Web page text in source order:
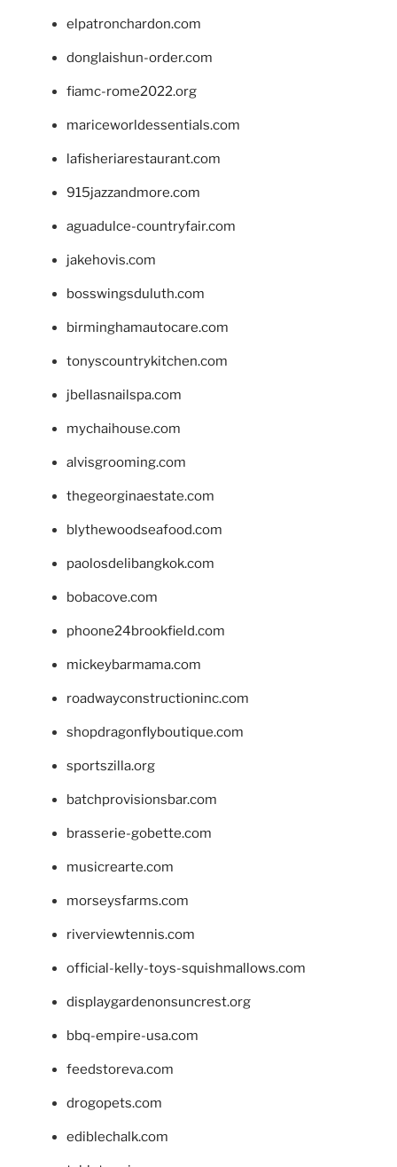
elpatronchardon.com
donglaishun-order.com
fiamc-rome2022.org
mariceworldessentials.com
lafisheriarestaurant.com
915jazzandmore.com
aguadulce-countryfair.com
jakehovis.com
bosswingsduluth.com
birminghamautocare.com
tonyscountrykitchen.com
jbellasnailspa.com
mychaihouse.com
alvisgrooming.com
thegeorginaestate.com
blythewoodseafood.com
paolosdelibangkok.com
bobacove.com
phoone24brookfield.com
mickeybarmama.com
roadwayconstructioninc.com
shopdragonflyboutique.com
sportszilla.org
batchprovisionsbar.com
brasserie-gobette.com
musicrearte.com
morseysfarms.com
riverviewtennis.com
official-kelly-toys-squishmallows.com
displaygardenonsuncrest.org
bbq-empire-usa.com
feedstoreva.com
drogopets.com
ediblechalk.com